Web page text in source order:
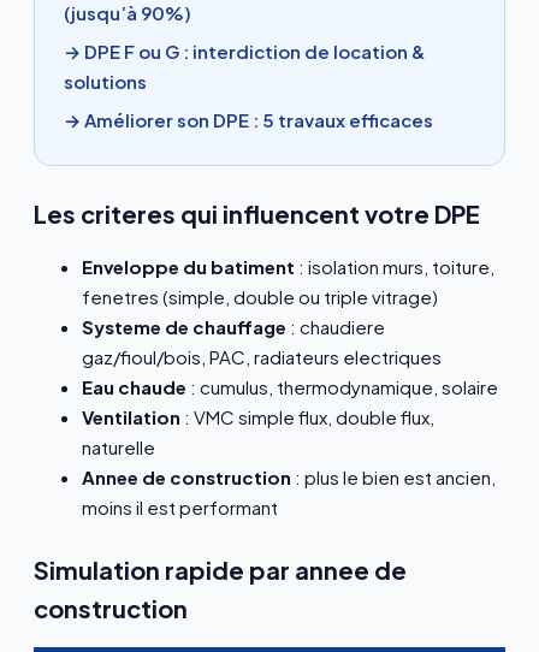
(jusqu’à 90%)
→ DPE F ou G : interdiction de location &
solutions
→ Améliorer son DPE : 5 travaux efficaces
Les criteres qui influencent votre DPE
Enveloppe du batiment : isolation murs, toiture,
fenetres (simple, double ou triple vitrage)
Systeme de chauffage : chaudiere
gaz/fioul/bois, PAC, radiateurs electriques
Eau chaude : cumulus, thermodynamique, solaire
Ventilation : VMC simple flux, double flux,
naturelle
Annee de construction : plus le bien est ancien,
moins il est performant
Simulation rapide par annee de
construction